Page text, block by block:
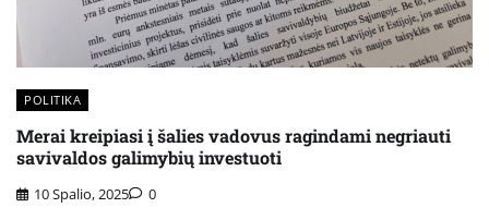
POLITIKA
Merai kreipiasi į šalies vadovus ragindami negriauti
savivaldos galimybių investuoti
10 Spalio, 2025 0